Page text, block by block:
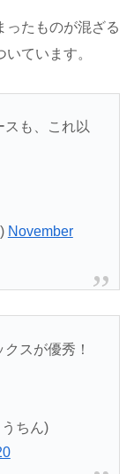
ったものが混ざる
いています。
スも、これ以
November
スが優秀！
ちん)